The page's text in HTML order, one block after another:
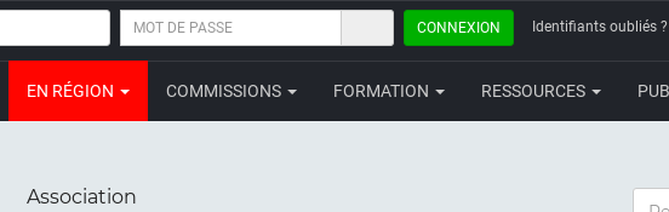
MOT
PASSE
CONNEXION Identifiants oubliés ?
EN RÉGION COMMISSIONS FORMATION RESSOURCES
Association